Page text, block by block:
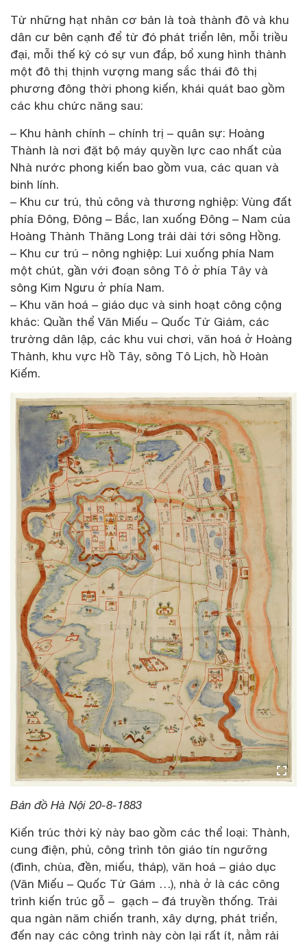
Từ những hạt nhân cơ bản là toà thành đô và khu
dân cư bên cạnh để từ đó phát triển lên, mỗi triều
đại, mỗi thế kỷ có sự vun đắp, bổ xung hình thành
một đô thị thịnh vượng mang sắc thái đô thị
phương đông thời phong kiến, khái quát bao gồm
các khu chức năng sau:
– Khu hành chính – chính trị – quân sự: Hoàng
Thành là nơi đặt bộ máy quyền lực cao nhất của
Nhà nước phong kiến bao gồm vua, các quan và
binh lính.
– Khu cư trú, thủ công và thương nghiệp: Vùng đất
phía Đông, Đông – Bắc, lan xuống Đông – Nam của
Hoàng Thành Thăng Long trải dài tới sông Hồng.
– Khu cư trú – nông nghiệp: Lui xuống phía Nam
một chút, gần với đoạn sông Tô ở phía Tây và
sông Kim Ngưu ở phía Nam.
– Khu văn hoá – giáo dục và sinh hoạt công cộng
khác: Quần thể Văn Miếu – Quốc Tử Giám, các
trường dân lập, các khu vui chơi, văn hoá ở Hoàng
Thành, khu vực Hồ Tây, sông Tô Lịch, hồ Hoàn
Kiếm.
Bản đồ Hà Nội 20-8-1883
Kiến trúc thời kỳ này bao gồm các thể loại: Thành,
cung điện, phủ, công trình tôn giáo tín ngưỡng
(đình, chùa, đền, miếu, tháp), văn hoá – giáo dục
(Văn Miếu – Quốc Tử Gám …), nhà ở là các công
trình kiến trúc gỗ – gạch – đá truyền thống. Trải
qua ngàn năm chiến tranh, xây dựng, phát triển,
đến nay các công trình này còn lại rất ít, nằm rải